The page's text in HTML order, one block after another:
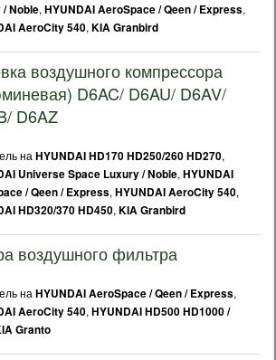
Noble, HYUNDAI AeroSpace / Qeen / Express,
AeroCity 540, KIA Granbird
воздушного компрессора
D6AC/ D6AU/ D6AV/
D6AZ
на HYUNDAI HD170 HD250/260 HD270,
Universe Space Luxury / Noble, HYUNDAI
/ Qeen / Express, HYUNDAI AeroCity 540,
HD320/370 HD450, KIA Granbird
воздушного фильтра
на HYUNDAI AeroSpace / Qeen / Express,
AeroCity 540, HYUNDAI HD500 HD1000 /
Granto